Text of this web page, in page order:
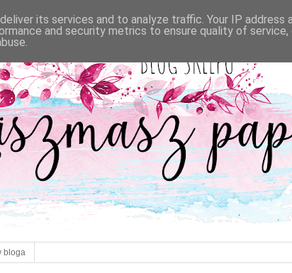
bloga
its services and to analyze traffic. Your IP address
and security metrics to ensure quality of service,